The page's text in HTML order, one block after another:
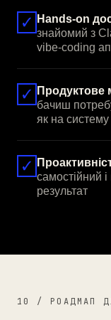
Hands-on
знайомий з
vibe-coding
Продуктове
бачиш
як на
самостійний
результат
10 / РОАДМАП